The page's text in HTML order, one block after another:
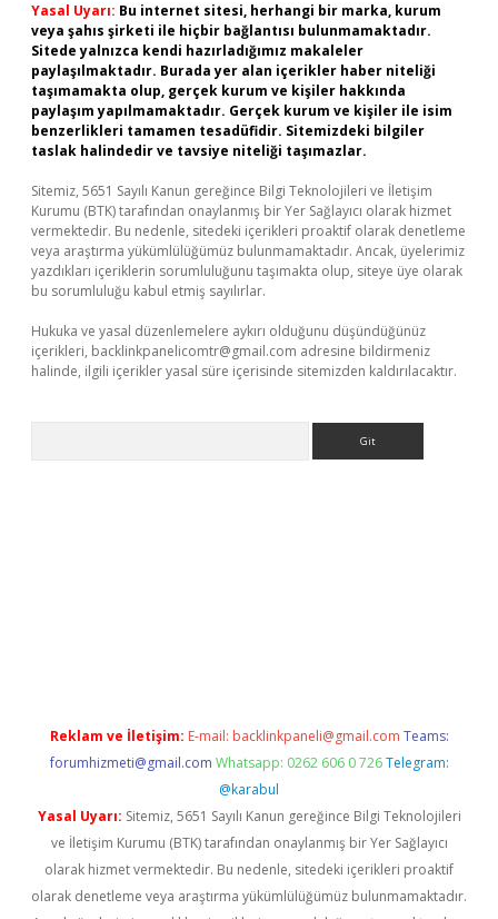
Yasal Uyarı: Bu internet sitesi, herhangi bir marka, kurum
veya şahıs şirketi ile hiçbir bağlantısı bulunmamaktadır.
Sitede yalnızca kendi hazırladığımız makaleler
paylaşılmaktadır. Burada yer alan içerikler haber niteliği
taşımamakta olup, gerçek kurum ve kişiler hakkında
paylaşım yapılmamaktadır. Gerçek kurum ve kişiler ile isim
benzerlikleri tamamen tesadüfidir. Sitemizdeki bilgiler
taslak halindedir ve tavsiye niteliği taşımazlar.
Sitemiz, 5651 Sayılı Kanun gereğince Bilgi Teknolojileri ve İletişim
Kurumu (BTK) tarafından onaylanmış bir Yer Sağlayıcı olarak hizmet
vermektedir. Bu nedenle, sitedeki içerikleri proaktif olarak denetleme
veya araştırma yükümlülüğümüz bulunmamaktadır. Ancak, üyelerimiz
yazdıkları içeriklerin sorumluluğunu taşımakta olup, siteye üye olarak
bu sorumluluğu kabul etmiş sayılırlar.
Hukuka ve yasal düzenlemelere aykırı olduğunu düşündüğünüz
içerikleri, backlinkpanelicomtr@gmail.com adresine bildirmeniz
halinde, ilgili içerikler yasal süre içerisinde sitemizden kaldırılacaktır.
Reklam ve İletişim: E-mail: backlinkpaneli@gmail.com Teams:
forumhizmeti@gmail.com Whatsapp: 0262 606 0 726 Telegram:
@karabul
Yasal Uyarı: Sitemiz, 5651 Sayılı Kanun gereğince Bilgi Teknolojileri
ve İletişim Kurumu (BTK) tarafından onaylanmış bir Yer Sağlayıcı
olarak hizmet vermektedir. Bu nedenle, sitedeki içerikleri proaktif
olarak denetleme veya araştırma yükümlülüğümüz bulunmamaktadır.